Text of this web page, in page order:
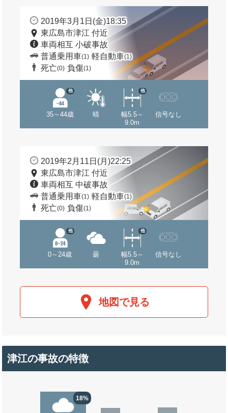
2019年3月1日(金)18:35
東広島市津江 付近
車両相互 小破事故
普通乗用車(1) 軽自動車(1)
死亡(0) 負傷(1)
35～44歳
他
晴
幅5.5～
9.0m
他
信号なし
2019年2月11日(月)22:25
東広島市津江 付近
車両相互 中破事故
普通乗用車(1) 軽自動車(1)
死亡(0) 負傷(1)
0～24歳
他
曇
幅5.5～
9.0m
他
信号なし
地図で見る
津江の事故の特徴
18%